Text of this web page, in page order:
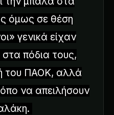
όμως σε θέση
γενικά είχαν
πόδια τους,
του ΠΑΟΚ, αλλά
να απειλήσουν